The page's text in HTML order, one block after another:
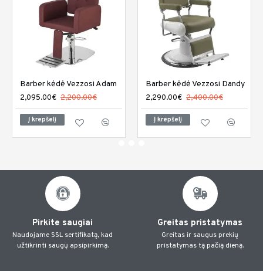
Barber kėdė Vezzosi Adam
2,095.00€ 2,200.00€
Į krepšelį
Barber kėdė Vezzosi Dandy
2,290.00€ 2,400.00€
Į krepšelį
Pirkite saugiai
Naudojame SSL sertifikatą, kad
užtikrinti saugų apsipirkimą.
Greitas pristatymas
Greitas ir saugus prekių
pristatymas tą pačią dieną.